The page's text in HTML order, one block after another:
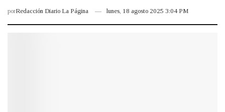
porRedacción Diario La Página lunes, 18 agosto 2025 3:04 PM